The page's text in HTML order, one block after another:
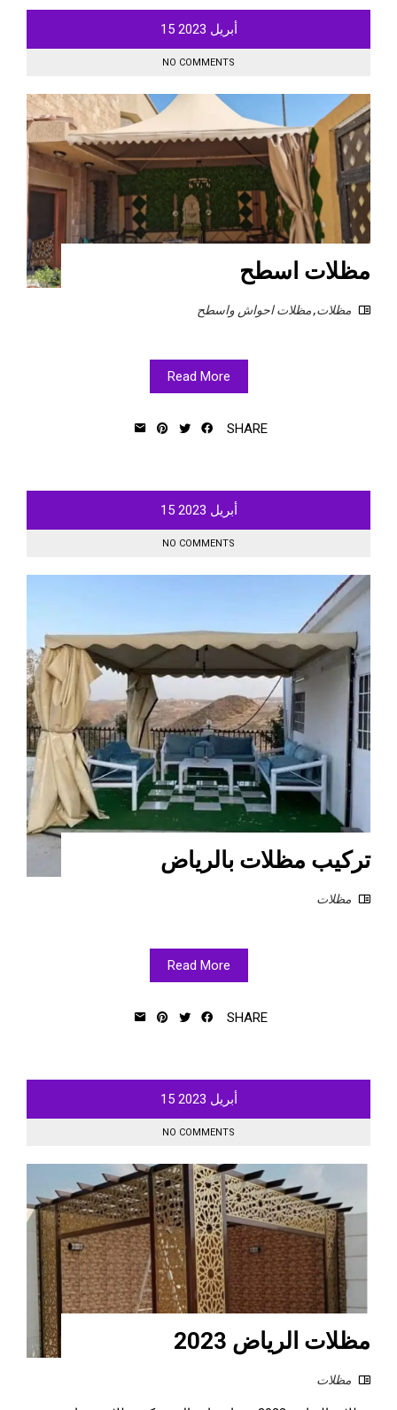
أبريل 15 2023
NO COMMENTS
مظلات اسطح
مظلات,مظلات احواش واسطح
Read More
SHARE
أبريل 15 2023
NO COMMENTS
تركيب مظلات بالرياض
مظلات
Read More
SHARE
أبريل 15 2023
NO COMMENTS
مظلات الرياض 2023
مظلات